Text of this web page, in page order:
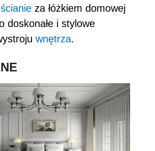
ścianie za łóżkiem domowej
doskonałe i stylowe
wnętrza.